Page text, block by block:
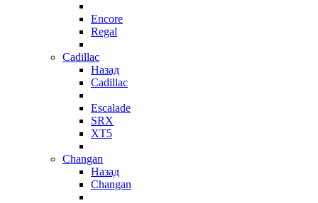
Encore
Regal
Cadillac
Назад
Cadillac
Escalade
SRX
XT5
Changan
Назад
Changan